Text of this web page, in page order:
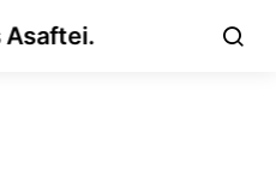
Asaftei.